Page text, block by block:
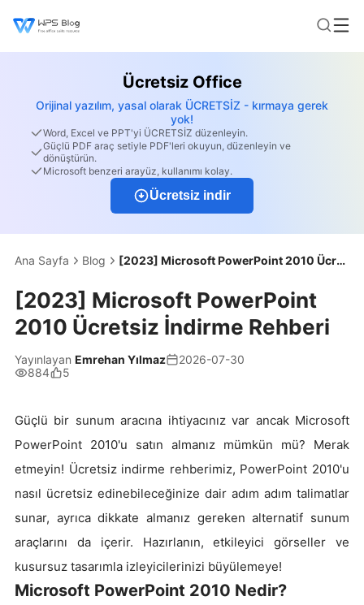
Ücretsiz Office
Orijinal yazılım, yasal olarak ÜCRETSİZ - kırmaya gerek
yok!
Word, Excel ve PPT'yi ÜCRETSİZ düzenleyin.
Güçlü PDF araç setiyle PDF'leri okuyun, düzenleyin ve
dönüştürün.
Microsoft benzeri arayüz, kullanımı kolay.
Ücretsiz indir
Ana Sayfa Blog [2023] Microsoft PowerPoint 2010 Ücretsiz İndirme Rehberi
[2023] Microsoft PowerPoint
2010 Ücretsiz İndirme Rehberi
Yayınlayan Emrehan Yılmaz
2026-07-30
884
5
Güçlü bir sunum aracına ihtiyacınız var ancak Microsoft
PowerPoint 2010'u satın almanız mümkün mü? Merak
etmeyin! Ücretsiz indirme rehberimiz, PowerPoint 2010'u
nasıl ücretsiz edinebileceğinize dair adım adım talimatlar
sunar, ayrıca dikkate almanız gereken alternatif sunum
araçlarını da içerir. Hazırlanın, etkileyici görseller ve
kusursuz tasarımla izleyicilerinizi büyülemeye!
Microsoft PowerPoint 2010 Nedir?